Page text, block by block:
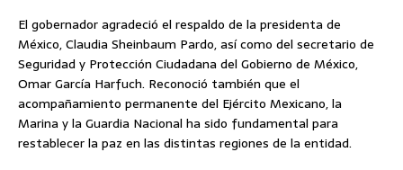
El gobernador agradeció el respaldo de la presidenta de
México, Claudia Sheinbaum Pardo, así como del secretario de
Seguridad y Protección Ciudadana del Gobierno de México,
Omar García Harfuch. Reconoció también que el
acompañamiento permanente del Ejército Mexicano, la
Marina y la Guardia Nacional ha sido fundamental para
restablecer la paz en las distintas regiones de la entidad.